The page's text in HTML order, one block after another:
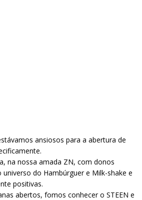
ansiosos para a abertura de
na nossa amada ZN, com donos
do Hambúrguer e Milk-shake e
positivas.
abertos, fomos conhecer o STEEN e